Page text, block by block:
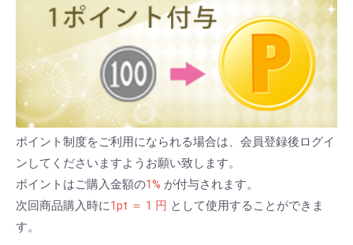
ポイント制度をご利用になられる場合は、会員登録後ログイ
ンしてくださいますようお願い致します。
ポイントはご購入金額の1% が付与されます。
次回商品購入時に1pt ＝ 1 円 として使用することができま
す。